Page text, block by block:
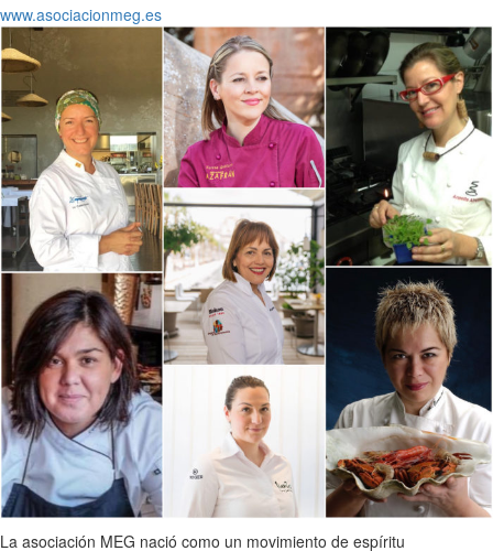
www.asociacionmeg.es
La asociación MEG nació como un movimiento de espíritu